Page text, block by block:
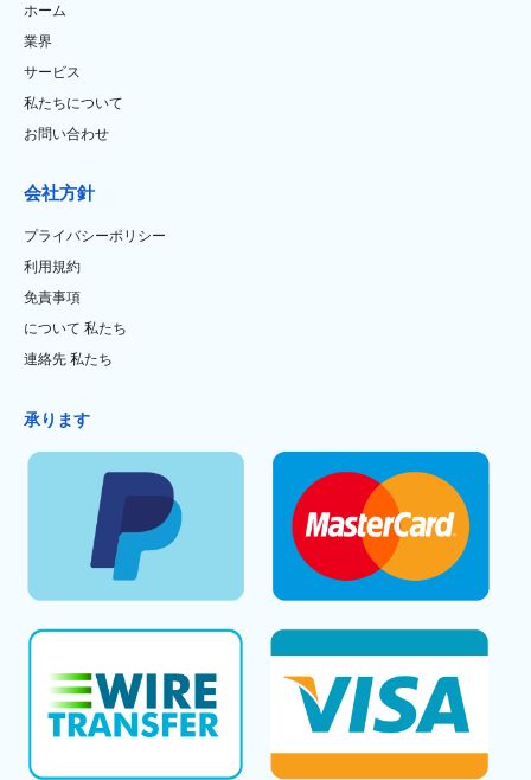
ホーム
業界
サービス
私たちについて
お問い合わせ
会社方針
プライバシーポリシー
利用規約
免責事項
について 私たち
連絡先 私たち
承ります